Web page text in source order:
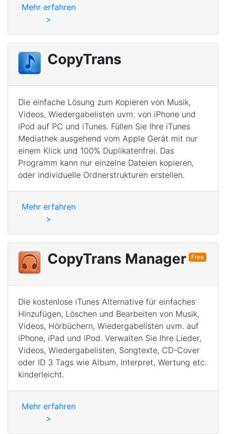
Mehr erfahren
>
CopyTrans
Die einfache Lösung zum Kopieren von Musik,
Videos, Wiedergabelisten uvm. von iPhone und
iPod auf PC und iTunes. Füllen Sie Ihre iTunes
Mediathek ausgehend vom Apple Gerät mit nur
einem Klick und 100% Duplikatenfrei. Das
Programm kann nur einzelne Dateien kopieren,
oder individuelle Ordnerstrukturen erstellen.
Mehr erfahren
>
CopyTrans Manager Free
Die kostenlose iTunes Alternative für einfaches
Hinzufügen, Löschen und Bearbeiten von Musik,
Videos, Hörbüchern, Wiedergabelisten uvm. auf
iPhone, iPad und iPod. Verwalten Sie Ihre Lieder,
Videos, Wiedergabelisten, Songtexte, CD-Cover
oder ID 3 Tags wie Album, Interpret, Wertung etc.
kinderleicht.
Mehr erfahren
>